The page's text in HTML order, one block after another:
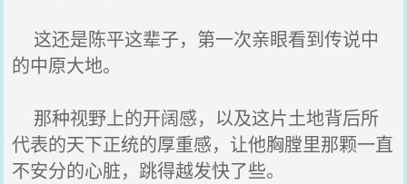
这还是陈平这辈子，第一次亲眼看到传说中
的中原大地。
那种视野上的开阔感，以及这片土地背后所
代表的天下正统的厚重感，让他胸膛里那颗一直
不安分的心脏，跳得越发快了些。